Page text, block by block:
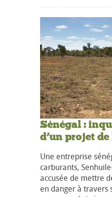
Sénégal :
d’un projet
Une entreprise
carburants,
accusée de mettre
en danger à travers